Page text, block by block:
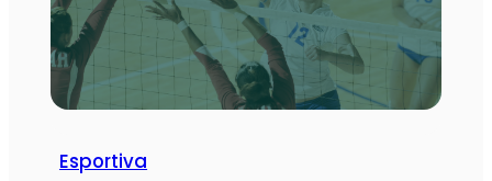
Esportiva